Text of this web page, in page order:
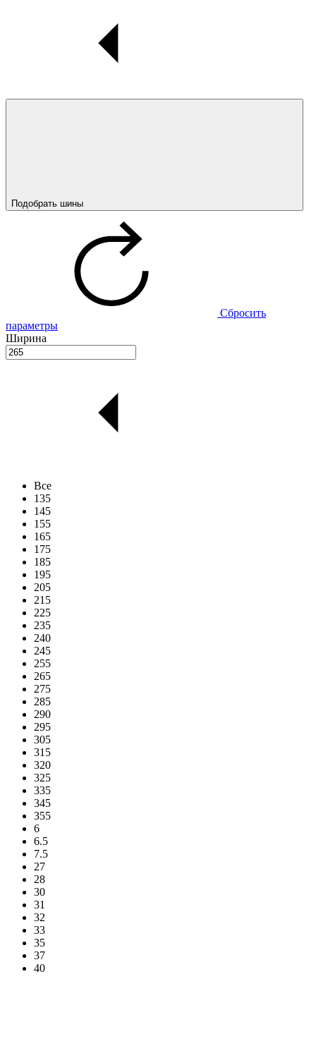
Подобрать шины
Сбросить
параметры
Ширина
Все
135
145
155
165
175
185
195
205
215
225
235
240
245
255
265
275
285
290
295
305
315
320
325
335
345
355
6
6.5
7.5
27
28
30
31
32
33
35
37
40